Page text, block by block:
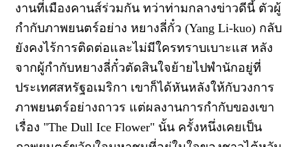
งานที่เมืองคานส์ร่วมกัน ทว่าท่ามกลางข่าวดีนี้ ตัวผู้
กำกับภาพยนตร์อย่าง หยางลี่กั๋ว (Yang Li-kuo) กลับ
ยังคงไร้การติดต่อและไม่มีใครทราบเบาะแส หลัง
จากผู้กำกับหยางลี่กั๋วตัดสินใจย้ายไปพำนักอยู่ที่
ประเทศสหรัฐอเมริกา เขาก็ได้หันหลังให้กับวงการ
ภาพยนตร์อย่างถาวร แต่ผลงานการกำกับของเขา
เรื่อง "The Dull Ice Flower" นั้น ครั้งหนึ่งเคยเป็น